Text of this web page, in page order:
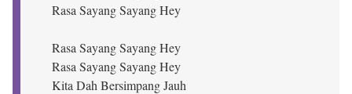
Rasa Sayang Sayang Hey
Rasa Sayang Sayang Hey
Rasa Sayang Sayang Hey
Kita Dah Bersimpang Jauh